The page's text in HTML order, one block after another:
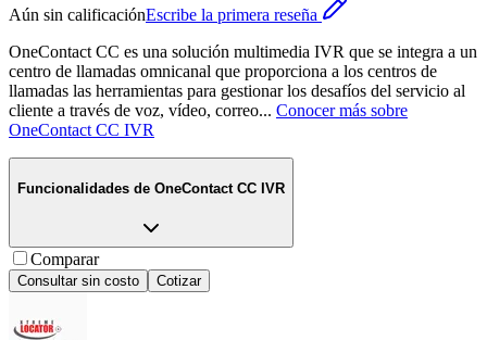
Aún sin calificaciónEscribe la primera reseña
OneContact CC es una solución multimedia IVR que se integra a un
centro de llamadas omnicanal que proporciona a los centros de
llamadas las herramientas para gestionar los desafíos del servicio al
cliente a través de voz, vídeo, correo... Conocer más sobre
OneContact CC IVR
Funcionalidades de OneContact CC IVR
Comparar
Consultar sin costo Cotizar